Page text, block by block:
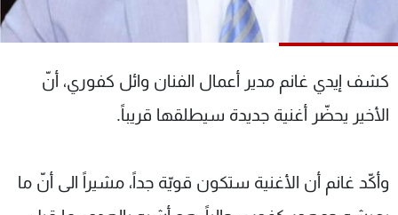
كشف إيدي غانم مدير أعمال الفنان وائل كفوري، أنّ
الأخير يحضّر أغنية جديدة سيطلقها قريباً.
وأكّد غانم أن الأغنية ستكون قويّة جداً، مشيراً الى أنّ ما
شاهد البرامج
الترددات
الإنـتـاج
تواصل معنا